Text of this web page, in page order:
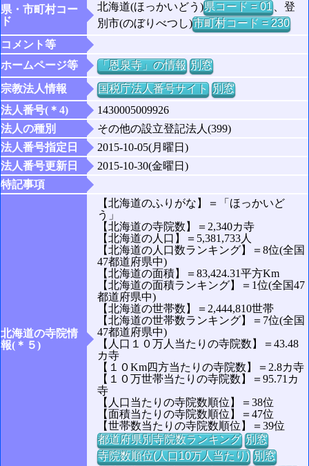
県・市町村コー
ド
北海道(ほっかいどう)県コード = 01、登
別市(のぼりべつし)市町村コード = 230
コメント等
ホームページ等
「恩泉寺」の情報 別窓
宗教法人情報
国税庁法人番号サイト 別窓
法人番号(＊4)
1430005009926
法人の種別
その他の設立登記法人(399)
法人番号指定日
2015-10-05(月曜日)
法人番号更新日
2015-10-30(金曜日)
特記事項
北海道の寺院情
報(＊５)
【北海道のふりがな】＝「ほっかいど
う」
【北海道の寺院数】＝2,340カ寺
【北海道の人口】＝5,381,733人
【北海道の人口数ランキング】＝8位(全国
47都道府県中)
【北海道の面積】＝83,424.31平方Km
【北海道の面積ランキング】＝1位(全国47
都道府県中)
【北海道の世帯数】＝2,444,810世帯
【北海道の世帯数ランキング】＝7位(全国
47都道府県中)
【人口１０万人当たりの寺院数】＝43.48
カ寺
【１０Km四方当たりの寺院数】＝2.8カ寺
【１０万世帯当たりの寺院数】＝95.71カ
寺
【人口当たりの寺院数順位】＝38位
【面積当たりの寺院数順位】＝47位
【世帯数当たりの寺院数順位】＝39位
都道府県別寺院数ランキング 別窓
寺院数順位(人口10万人当たり) 別窓